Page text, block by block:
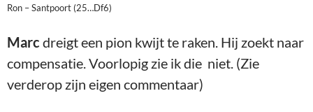
Ron – Santpoort (25…Df6)
Marc dreigt een pion kwijt te raken. Hij zoekt naar
compensatie. Voorlopig zie ik die niet. (Zie
verderop zijn eigen commentaar)